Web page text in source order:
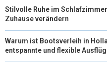
Stilvolle Ruhe im
Zuhause verändern
Warum ist Bootsverleih in
entspannte und flexible